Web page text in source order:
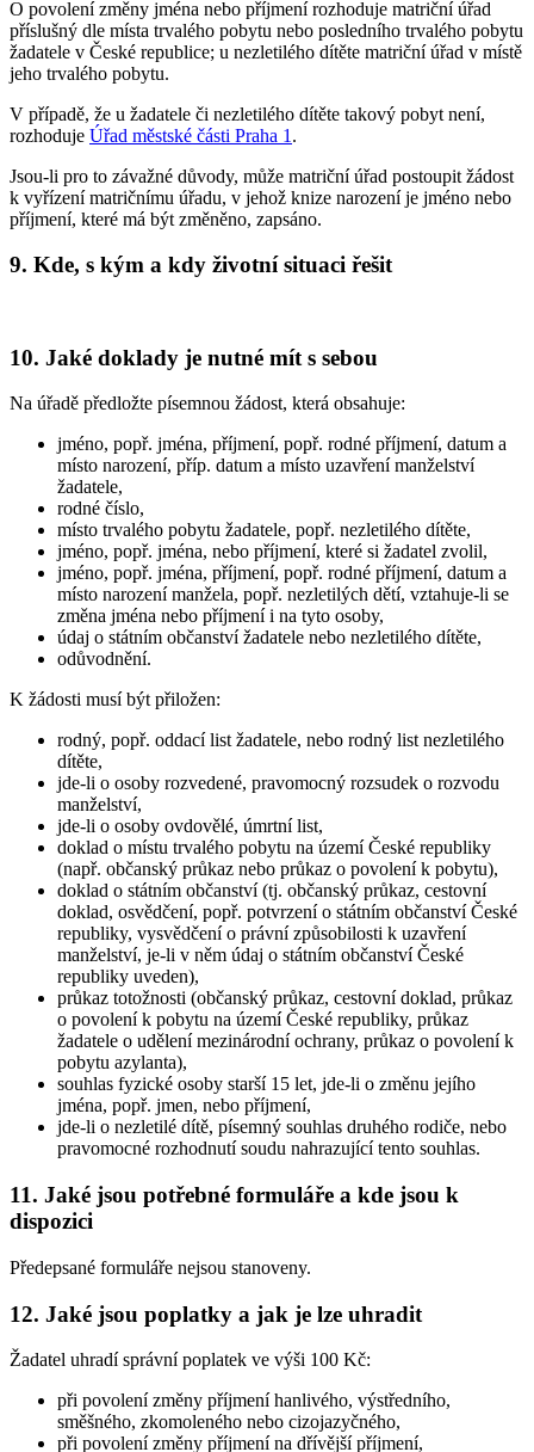
O povolení změny jména nebo příjmení rozhoduje matriční úřad
příslušný dle místa trvalého pobytu nebo posledního trvalého pobytu
žadatele v České republice; u nezletilého dítěte matriční úřad v místě
jeho trvalého pobytu.
V případě, že u žadatele či nezletilého dítěte takový pobyt není,
rozhoduje Úřad městské části Praha 1 .
Jsou-li pro to závažné důvody, může matriční úřad postoupit žádost
k vyřízení matričnímu úřadu, v jehož knize narození je jméno nebo
příjmení, které má být změněno, zapsáno.
9. Kde, s kým a kdy životní situaci řešit
10. Jaké doklady je nutné mít s sebou
Na úřadě předložte písemnou žádost, která obsahuje:
jméno, popř. jména, příjmení, popř. rodné příjmení, datum a
místo narození, příp. datum a místo uzavření manželství
žadatele,
rodné číslo,
místo trvalého pobytu žadatele, popř. nezletilého dítěte,
jméno, popř. jména, nebo příjmení, které si žadatel zvolil,
jméno, popř. jména, příjmení, popř. rodné příjmení, datum a
místo narození manžela, popř. nezletilých dětí, vztahuje-li se
změna jména nebo příjmení i na tyto osoby,
údaj o státním občanství žadatele nebo nezletilého dítěte,
odůvodnění.
K žádosti musí být přiložen:
rodný, popř. oddací list žadatele, nebo rodný list nezletilého
dítěte,
jde-li o osoby rozvedené, pravomocný rozsudek o rozvodu
manželství,
jde-li o osoby ovdovělé, úmrtní list,
doklad o místu trvalého pobytu na území České republiky
(např. občanský průkaz nebo průkaz o povolení k pobytu),
doklad o státním občanství (tj. občanský průkaz, cestovní
doklad, osvědčení, popř. potvrzení o státním občanství České
republiky, vysvědčení o právní způsobilosti k uzavření
manželství, je-li v něm údaj o státním občanství České
republiky uveden),
průkaz totožnosti (občanský průkaz, cestovní doklad, průkaz
o povolení k pobytu na území České republiky, průkaz
žadatele o udělení mezinárodní ochrany, průkaz o povolení k
pobytu azylanta),
souhlas fyzické osoby starší 15 let, jde-li o změnu jejího
jména, popř. jmen, nebo příjmení,
jde-li o nezletilé dítě, písemný souhlas druhého rodiče, nebo
pravomocné rozhodnutí soudu nahrazující tento souhlas.
11. Jaké jsou potřebné formuláře a kde jsou k
dispozici
Předepsané formuláře nejsou stanoveny.
12. Jaké jsou poplatky a jak je lze uhradit
Žadatel uhradí správní poplatek ve výši 100 Kč:
při povolení změny příjmení hanlivého, výstředního,
směšného, zkomoleného nebo cizojazyčného,
při povolení změny příjmení na dřívější příjmení,